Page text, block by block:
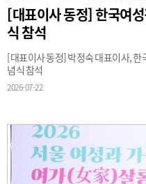
[대표이사 동정] 한국여
식 참석
[대표이사 동정] 박정숙 대표이사,
념식 참석
2026-07-22